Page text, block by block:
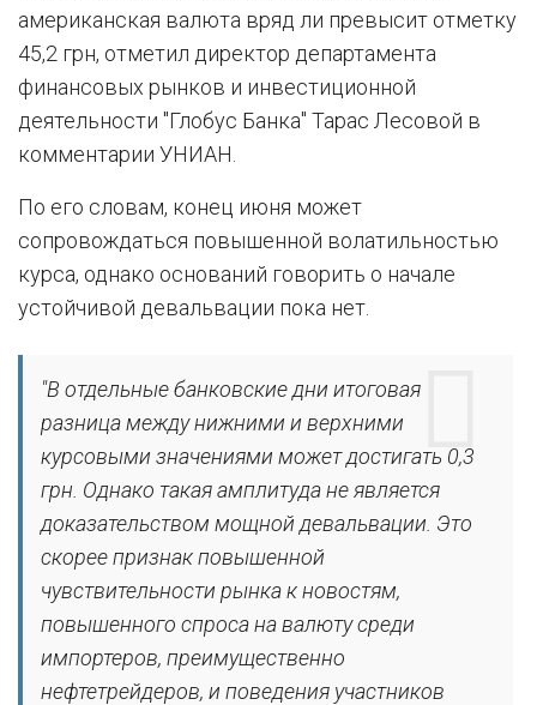
американская валюта вряд ли превысит отметку
45,2 грн, отметил директор департамента
финансовых рынков и инвестиционной
деятельности "Глобус Банка" Тарас Лесовой в
комментарии УНИАН.
По его словам, конец июня может
сопровождаться повышенной волатильностью
курса, однако оснований говорить о начале
устойчивой девальвации пока нет.
"В отдельные банковские дни итоговая
разница между нижними и верхними
курсовыми значениями может достигать 0,3
грн. Однако такая амплитуда не является
доказательством мощной девальвации. Это
скорее признак повышенной
чувствительности рынка к новостям,
повышенного спроса на валюту среди
импортеров, преимущественно
нефтетрейдеров, и поведения участников